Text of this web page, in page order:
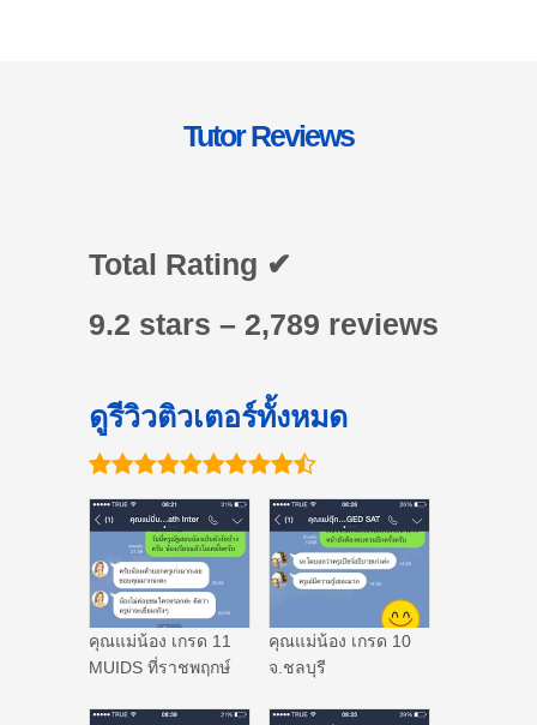
Tutor Reviews
Total Rating ✔
9.2 stars – 2,789 reviews
ดูรีวิวติวเตอร์ทั้งหมด
คุณแม่น้อง เกรด 11
MUIDS ที่ราชพฤกษ์
คุณแม่น้อง เกรด 10
จ.ชลบุรี